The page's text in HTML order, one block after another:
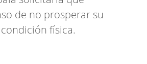
de no prosperar su
física.